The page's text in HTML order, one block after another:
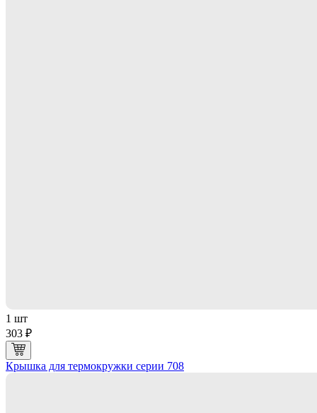
1 шт
303 ₽
Крышка для термокружки серии 708